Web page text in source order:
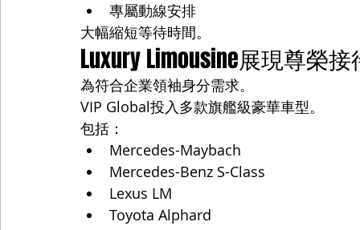
專屬動線安排
大幅縮短等待時間。
Luxury Limousine展現尊榮
為符合企業領袖身分需求。
VIP Global投入多款旗艦級豪華車型。
包括：
Mercedes-Maybach
Mercedes-Benz S-Class
Lexus LM
Toyota Alphard